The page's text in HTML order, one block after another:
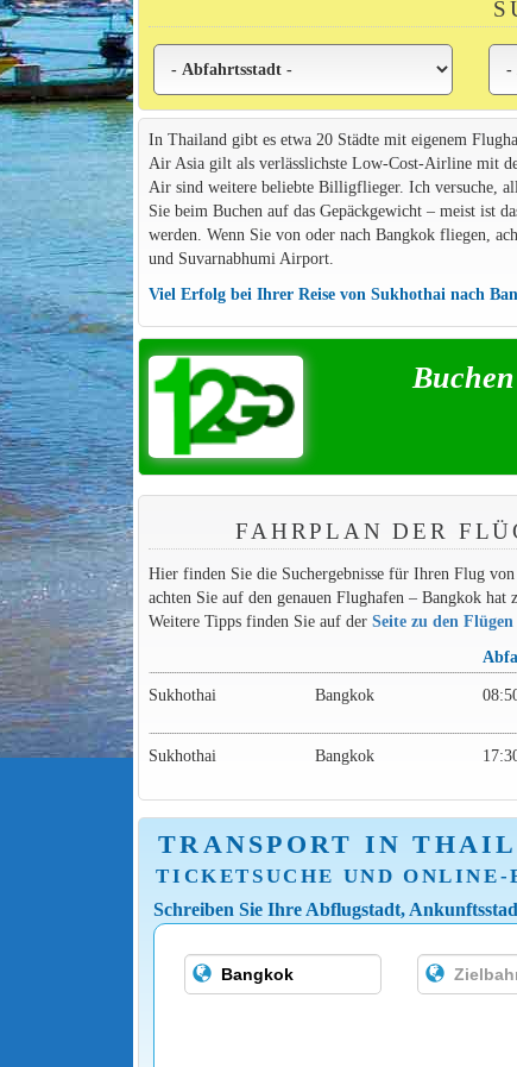
In Thailand gibt es etwa 20 Städte mit eigenem
Air Asia gilt als verlässlichste Low-Cost-Airline mit
Air sind weitere beliebte Billigflieger. Ich versuche,
Sie beim Buchen auf das Gepäckgewicht – meist ist
werden. Wenn Sie von oder nach Bangkok fliegen,
und Suvarnabhumi Airport.
Viel Erfolg bei Ihrer Reise von Sukhothai nach
FAHRPLAN DER
Hier finden Sie die Suchergebnisse für Ihren Flug
achten Sie auf den genauen Flughafen – Bangkok
Weitere Tipps finden Sie auf der Seite zu den
Sukhothai
Bangkok
Sukhothai Bangkok
TRANSPORT IN
TICKETSUCHE UND ONLINE-
Schreiben Sie Ihre Abflugstadt,